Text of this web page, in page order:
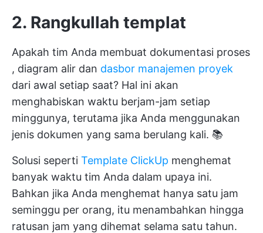
2. Rangkullah templat
Apakah tim Anda membuat dokumentasi proses
, diagram alir dan dasbor manajemen proyek
dari awal setiap saat? Hal ini akan
menghabiskan waktu berjam-jam setiap
minggunya, terutama jika Anda menggunakan
jenis dokumen yang sama berulang kali. 📚
Solusi seperti Template ClickUp menghemat
banyak waktu tim Anda dalam upaya ini.
Bahkan jika Anda menghemat hanya satu jam
seminggu per orang, itu menambahkan hingga
ratusan jam yang dihemat selama satu tahun.